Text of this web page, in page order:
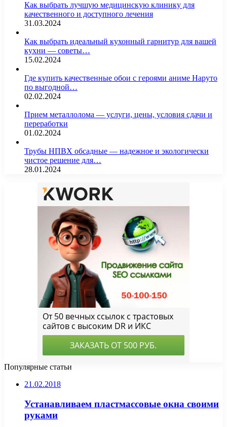
Как выбрать лучшую медицинскую клинику для
качественного и доступного лечения
31.03.2024
Как выбрать идеальный кухонный гарнитур для вашей
кухни — советы…
15.02.2024
Где купить качественные обои с героями аниме Наруто
по выгодной…
02.02.2024
Прием металлолома — услуги, цены, условия сдачи и
переработки
01.02.2024
Трубы НПВХ обсадные — надежное и экологически
чистое решение для…
28.01.2024
Популярные статьи
21.02.2018
Устанавливаем пластмассовые окна своими
руками